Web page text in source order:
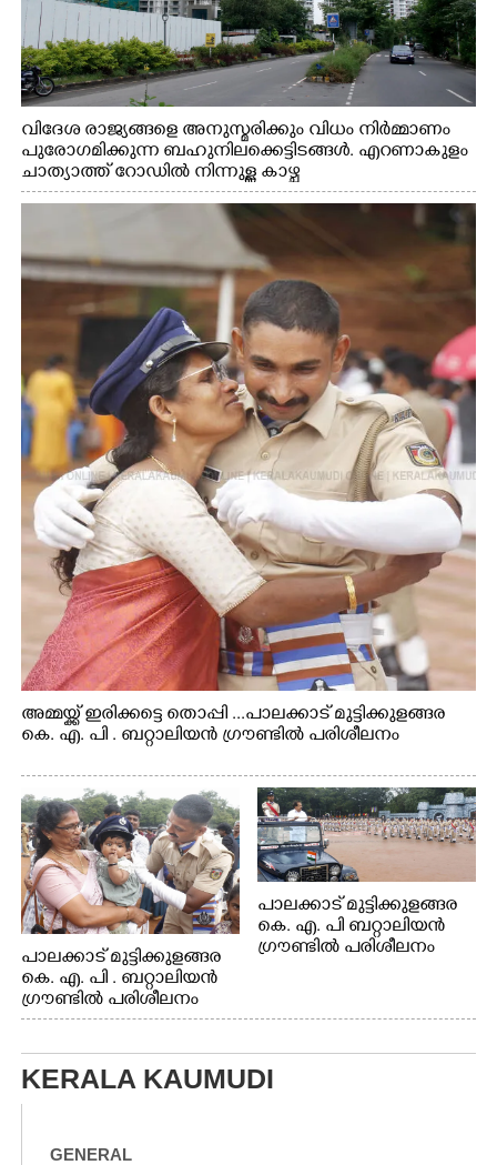
വിദേശ രാജ്യങ്ങളെ അനുസ്മരിക്കും വിധം നിർമ്മാണം
പുരോഗമിക്കുന്ന ബഹുനിലക്കെട്ടിടങ്ങൾ. എറണാകുളം
ചാത്യാത്ത് റോഡിൽ നിന്നുള്ള കാഴ്ച
അമ്മയ്ക്ക് ഇരിക്കട്ടെ തൊപ്പി ...പാലക്കാട് മുട്ടിക്കുളങ്ങര
കെ. എ. പി . ബറ്റാലിയൻ ഗ്രൗണ്ടിൽ പരിശീലനം
പാലക്കാട് മുട്ടിക്കുളങ്ങര
കെ. എ. പി . ബറ്റാലിയൻ
ഗ്രൗണ്ടിൽ പരിശീലനം
പാലക്കാട് മുട്ടിക്കുളങ്ങര
കെ. എ. പി ബറ്റാലിയൻ
ഗ്രൗണ്ടിൽ പരിശീലനം
KERALA KAUMUDI
GENERAL